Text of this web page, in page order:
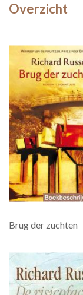
Overzicht
Brug der zuchten